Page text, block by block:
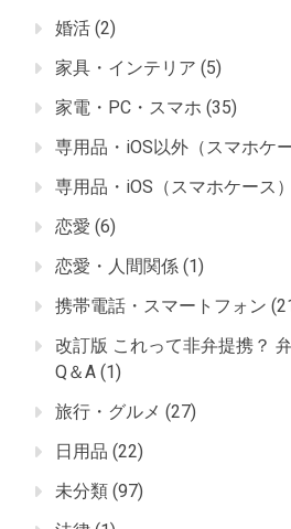
婚活 (2)
家具・インテリア (5)
家電・PC・スマホ (35)
専用品・iOS以外（スマホケー
専用品・iOS（スマホケース）
恋愛 (6)
恋愛・人間関係 (1)
携帯電話・スマートフォン
改訂版 これって非弁提携？
Q＆A (1)
旅行・グルメ (27)
日用品 (22)
未分類 (97)